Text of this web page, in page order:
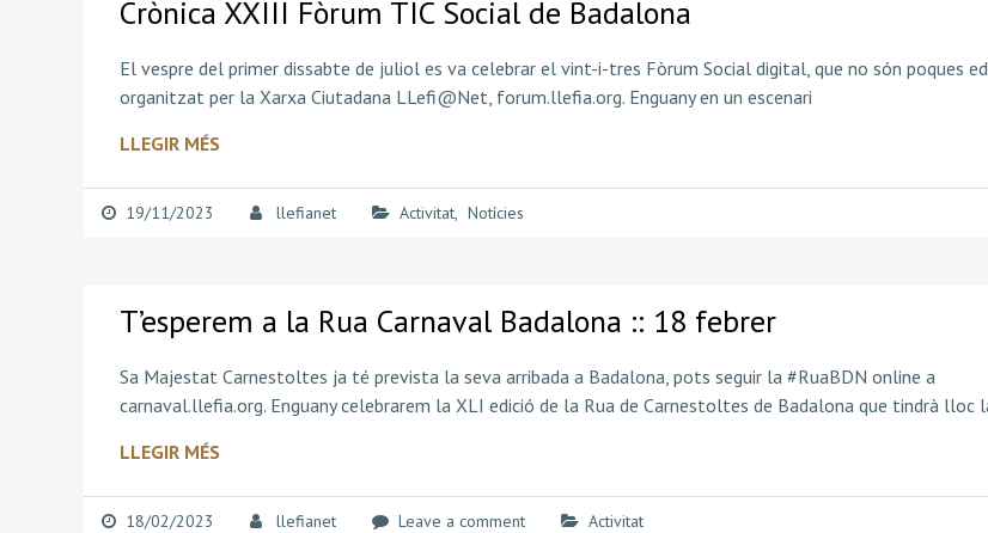
Crònica XXIII Fòrum TIC Social de Badalona
El vespre del primer dissabte de juliol es va celebrar el vint-i-tres Fòrum Social digital, que no són poques
organitzat per la Xarxa Ciutadana LLefi@Net, forum.llefia.org. Enguany en un escenari
LLEGIR MÉS
19/11/2023 llefianet Activitat, Notícies
T’esperem a la Rua Carnaval Badalona :: 18 febrer
Sa Majestat Carnestoltes ja té prevista la seva arribada a Badalona, pots seguir la #RuaBDN online a
carnaval.llefia.org. Enguany celebrarem la XLI edició de la Rua de Carnestoltes de Badalona que tindrà lloc
LLEGIR MÉS
18/02/2023 llefianet Leave a comment Activitat